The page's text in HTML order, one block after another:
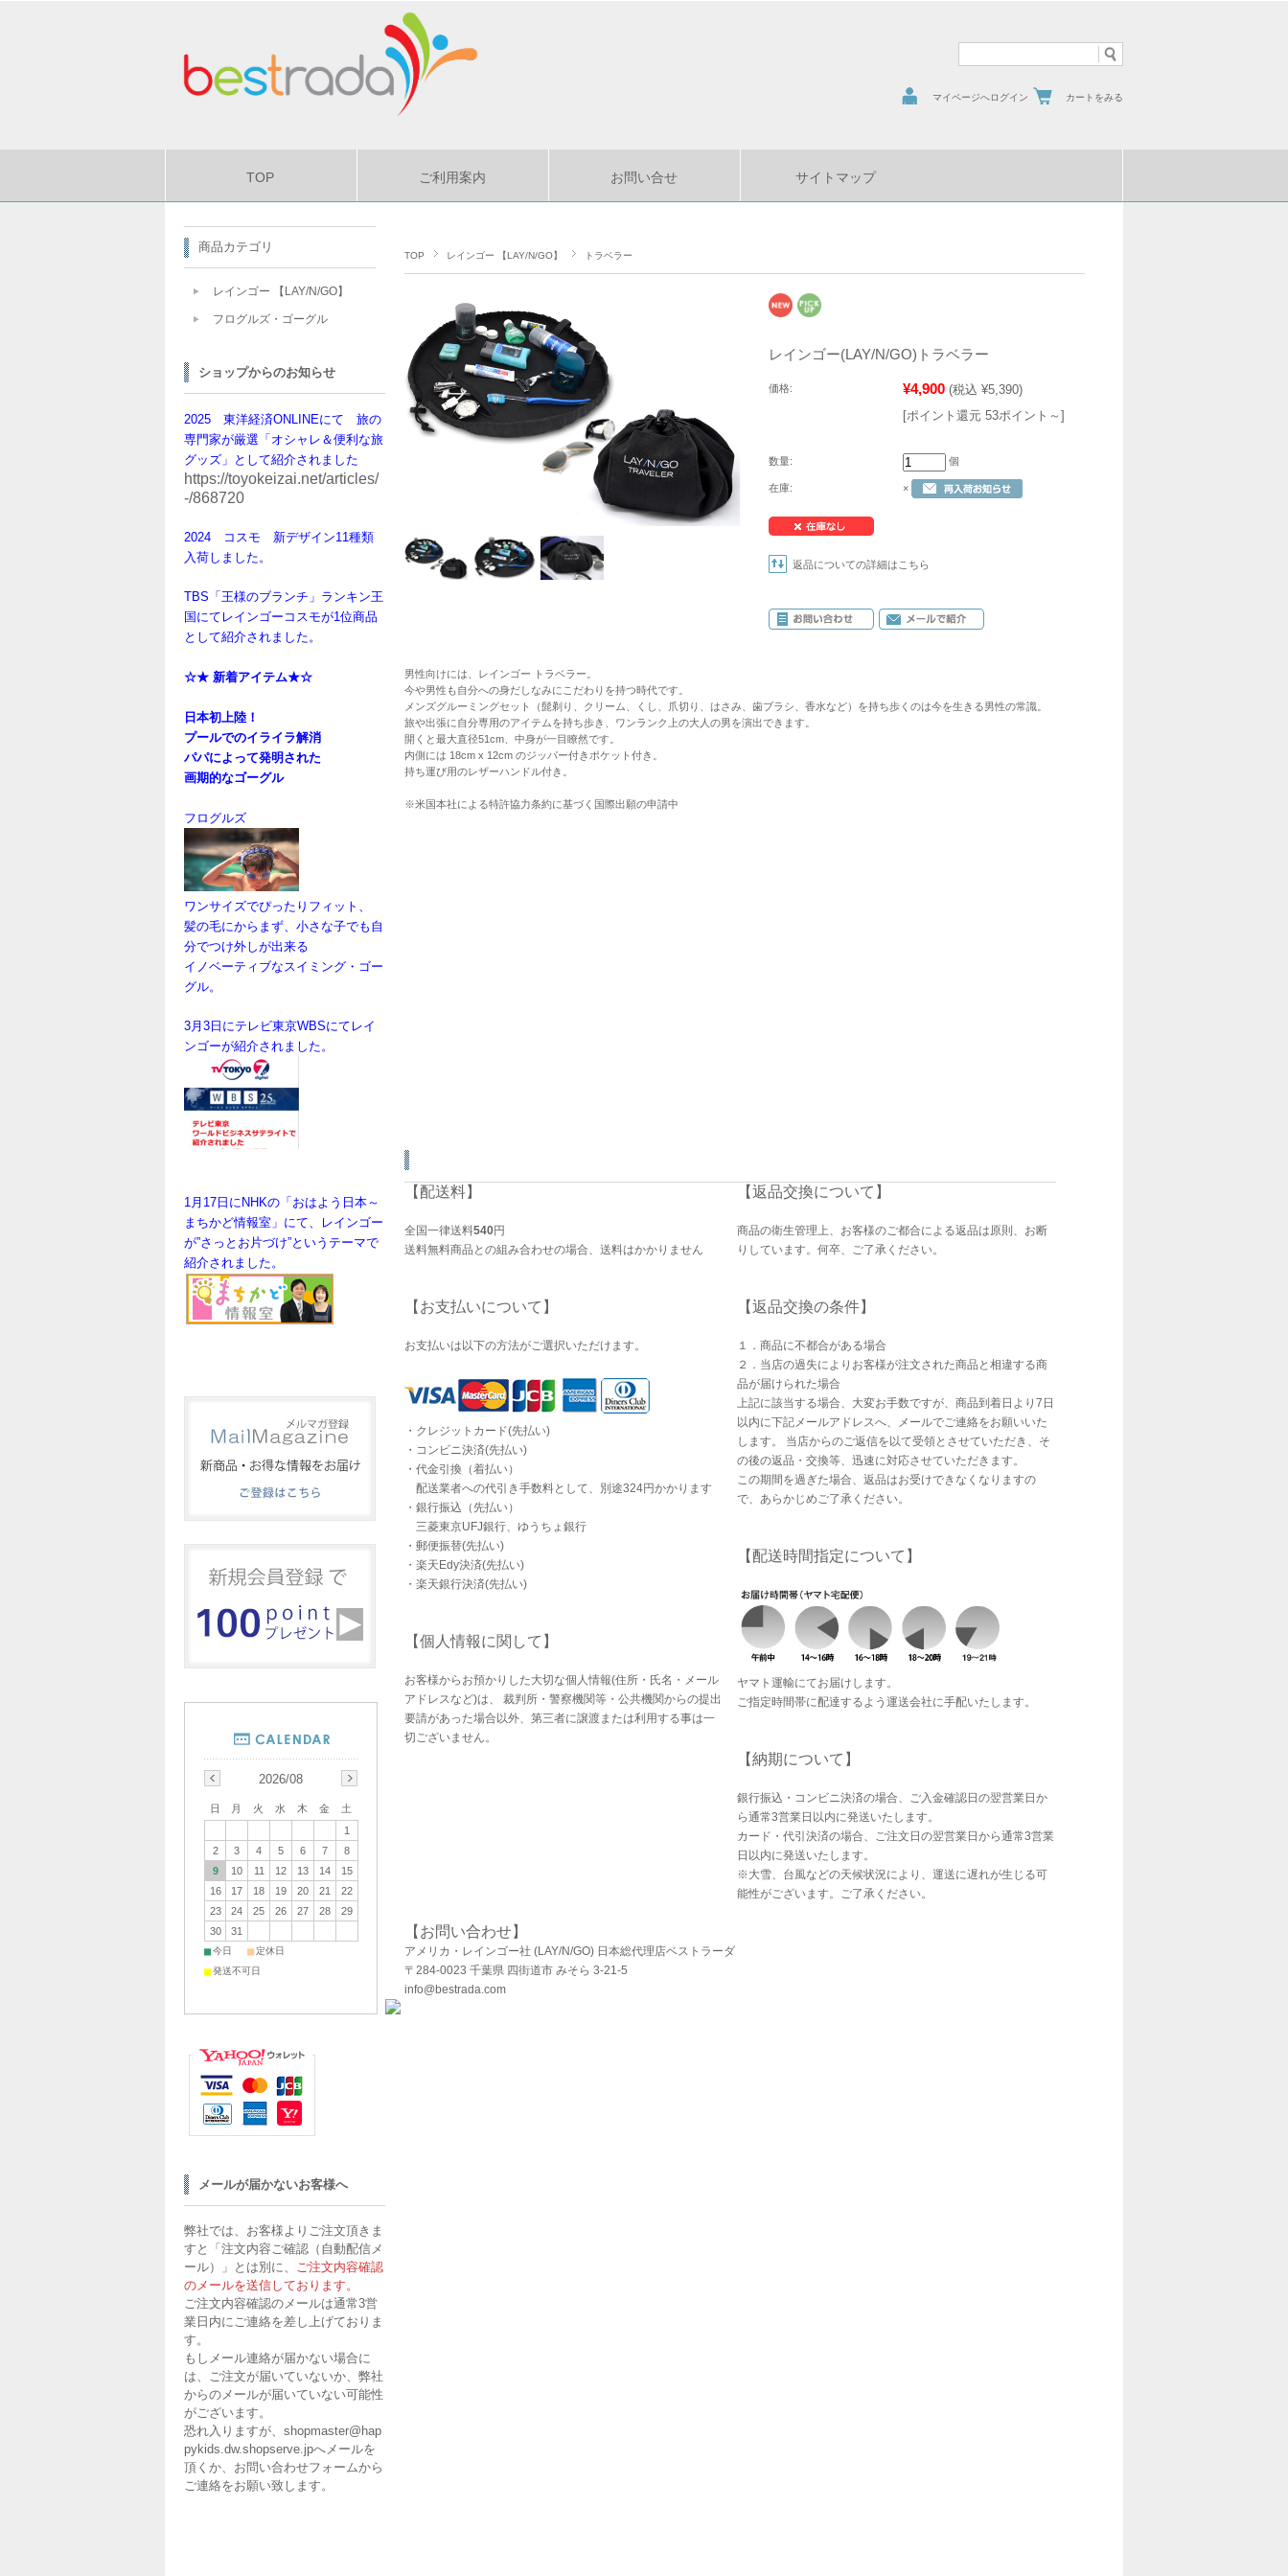
マイページへログイン カートをみる
TOP ご利用案内 お問い合せ サイトマップ
TOP レインゴー 【LAY/N/GO】 トラベラー
レインゴー(LAY/N/GO)トラベラー
価格: ¥4,900 (税込 ¥5,390)
[ポイント還元 53ポイント～]
数量: 個
在庫: ×
返品についての詳細はこちら
男性向けには、レインゴー トラベラー。
今や男性も自分への身だしなみにこだわりを持つ時代です。
メンズグルーミングセット（髭剃り、クリーム、くし、爪切り、はさみ、歯ブラシ、香水など）を持ち歩くのは今を生きる男性の常識。
旅や出張に自分専用のアイテムを持ち歩き、ワンランク上の大人の男を演出できます。
開くと最大直径51cm、中身が一目瞭然です。
内側には 18cm x 12cm のジッパー付きポケット付き。
持ち運び用のレザーハンドル付き。
※米国本社による特許協力条約に基づく国際出願の申請中
【配送料】
全国一律送料540円
送料無料商品との組み合わせの場合、送料はかかりません
【お支払いについて】
お支払いは以下の方法がご選択いただけます。
・クレジットカード(先払い)
・コンビニ決済(先払い)
・代金引換（着払い）
配送業者への代引き手数料として、別途324円かかります
・銀行振込（先払い）
三菱東京UFJ銀行、ゆうちょ銀行
・郵便振替(先払い)
・楽天Edy決済(先払い)
・楽天銀行決済(先払い)
【個人情報に関して】
お客様からお預かりした大切な個人情報(住所・氏名・メール
アドレスなど)は、 裁判所・警察機関等・公共機関からの提出
要請があった場合以外、第三者に譲渡または利用する事は一
切ございません。
【返品交換について】
商品の衛生管理上、お客様のご都合による返品は原則、お断
りしています。何卒、ご了承ください。
【返品交換の条件】
１．商品に不都合がある場合
２．当店の過失によりお客様が注文された商品と相違する商
品が届けられた場合
上記に該当する場合、大変お手数ですが、商品到着日より7日
以内に下記メールアドレスへ、メールでご連絡をお願いいた
します。 当店からのご返信を以て受領とさせていただき、そ
の後の返品・交換等、迅速に対応させていただきます。
この期間を過ぎた場合、返品はお受けできなくなりますの
で、あらかじめご了承ください。
【配送時間指定について】
ヤマト運輸にてお届けします。
ご指定時間帯に配達するよう運送会社に手配いたします。
【納期について】
銀行振込・コンビニ決済の場合、ご入金確認日の翌営業日か
ら通常3営業日以内に発送いたします。
カード・代引決済の場合、ご注文日の翌営業日から通常3営業
日以内に発送いたします。
※大雪、台風などの天候状況により、運送に遅れが生じる可
能性がございます。ご了承ください。
【お問い合わせ】
アメリカ・レインゴー社 (LAY/N/GO) 日本総代理店ベストラーダ
〒284-0023 千葉県 四街道市 みそら 3-21-5
info@bestrada.com
商品カテゴリ
レインゴー 【LAY/N/GO】
フログルズ・ゴーグル
ショップからのお知らせ
2025 東洋経済ONLINEにて 旅の
専門家が厳選「オシャレ＆便利な旅
グッズ」として紹介されました
https://toyokeizai.net/articles/
-/868720
2024 コスモ 新デザイン11種類
入荷しました。
TBS「王様のブランチ」ランキン王
国にてレインゴーコスモが1位商品
として紹介されました。
☆★ 新着アイテム★☆
日本初上陸！
プールでのイライラ解消
パパによって発明された
画期的なゴーグル
フログルズ
ワンサイズでぴったりフィット、
髪の毛にからまず、小さな子でも 自
分でつけ外しが出来る
イノベーティブなスイミング・ゴー
グル。
3月3日にテレビ東京WBSにてレイ
ンゴーが紹介されました。
1月17日にNHKの「おはよう日本～
まちかど情報室」にて、レインゴー
が”さっとお片づけ”というテーマで
紹介されました。
2026/08
日 月 火 水 木 金
土
1
2
3 4 5 6 7
8
9
10 11 12 13 14
15
16
17 18 19 20 21
22
23
24 25 26 27 28
29
30
31
■今日 ■定休日
■発送不可日
メールが届かないお客様へ
弊社では、お客様よりご注文頂きま
すと「注文内容ご確認（自動配信メ
ール）」とは別に、 ご注文内容確認
のメールを送信しております。
ご注文内容確認のメールは通常3営
業日内にご連絡を差し上げておりま
す。
もしメール連絡が届かない場合に
は、ご注文が届いていないか、弊社
からのメールが届いていない可能性
がございます。
恐れ入りますが、shopmaster@hap
pykids.dw.shopserve.jpへメールを
頂くか、 お問い合わせフォームから
ご連絡をお願い致します。